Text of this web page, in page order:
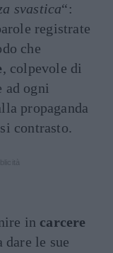
svastica“:
registrate
che
, colpevole di
ad ogni
propaganda
contrasto.
in carcere
dare le sue